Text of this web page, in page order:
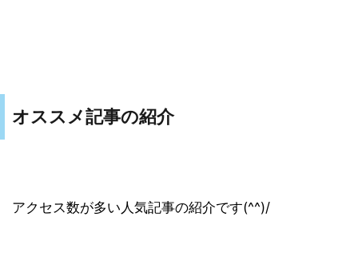
オススメ記事の紹介
アクセス数が多い人気記事の紹介です(^^)/